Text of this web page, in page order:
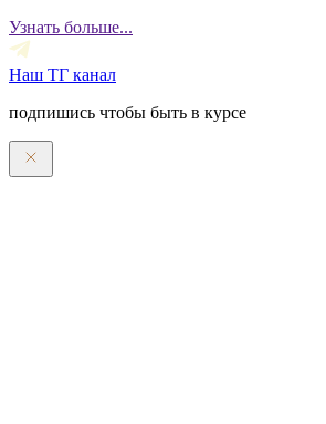
Узнать больше...
Наш ТГ канал
подпишись чтобы быть в курсе